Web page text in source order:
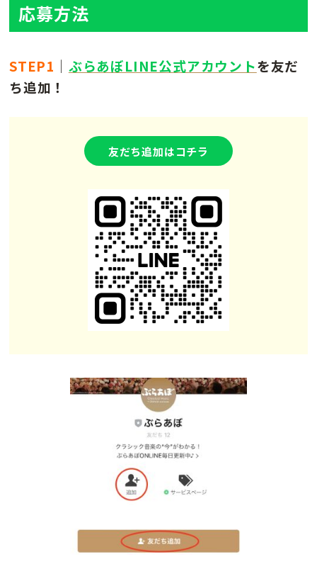
応募方法
STEP1 ｜ ぶらあぼLINE公式アカウントを友だ
ち追加！
友だち追加はコチラ